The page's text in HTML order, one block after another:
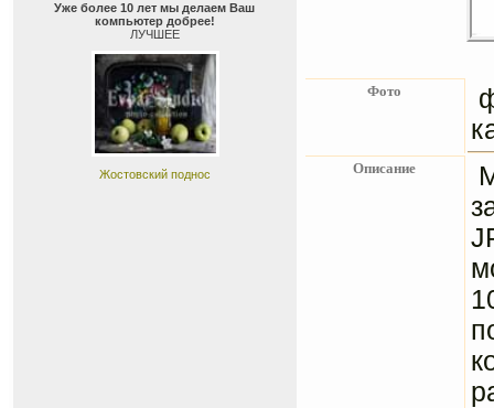
Уже более 10 лет мы делаем Ваш
компьютер добрее!
ЛУЧШЕЕ
Жостовский поднос
Фото
Описание